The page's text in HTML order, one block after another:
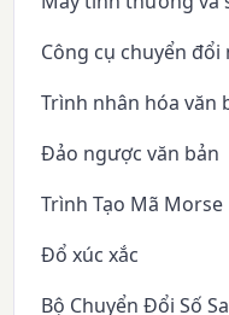
Công cụ chuyển
Trình nhân hóa văn
Đảo ngược văn bản
Trình Tạo Mã Morse
Đổ xúc xắc
Bộ Chuyển Đổi Số